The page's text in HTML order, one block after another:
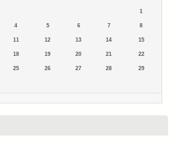
1
4 5 6 7 8
11 12 13 14 15
18 19 20 21 22
25 26 27 28 29